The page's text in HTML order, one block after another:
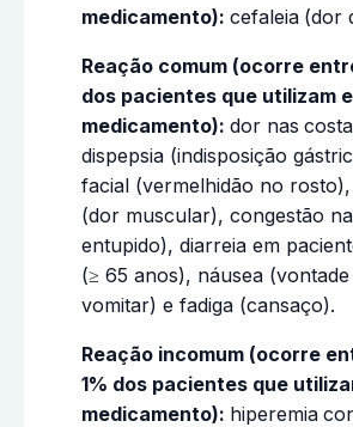
medicamento): cefaleia (dor
Reação comum (ocorre
dos pacientes que utilizam
medicamento): dor nas
dispepsia (indisposição
facial (vermelhidão no rosto),
(dor muscular), congestão
entupido), diarreia em
(≥ 65 anos), náusea (vontade
vomitar) e fadiga (cansaço).
Reação incomum (ocorre
1% dos pacientes que
medicamento): hiperemia